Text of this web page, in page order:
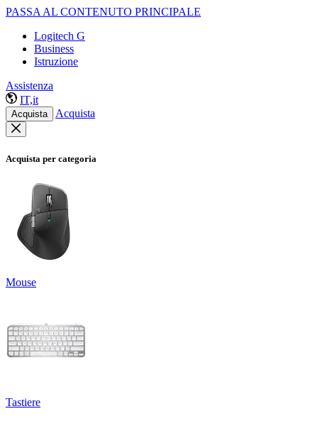
PASSA AL CONTENUTO PRINCIPALE
Logitech G
Business
Istruzione
Assistenza
IT,it
Acquista Acquista
Acquista per categoria
Mouse
Tastiere